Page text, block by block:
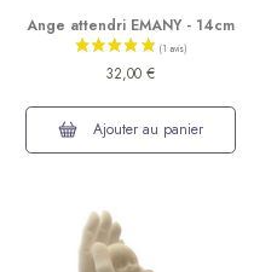
Ange attendri EMANY - 14cm
32,00 €
Ajouter au panier